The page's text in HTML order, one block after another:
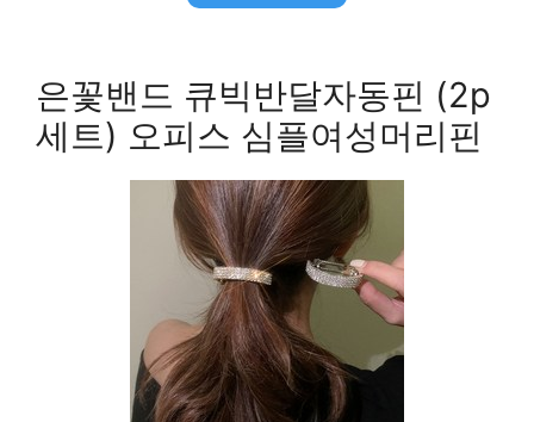
은꽃밴드 큐빅반달자동핀 (2p
세트) 오피스 심플여성머리핀